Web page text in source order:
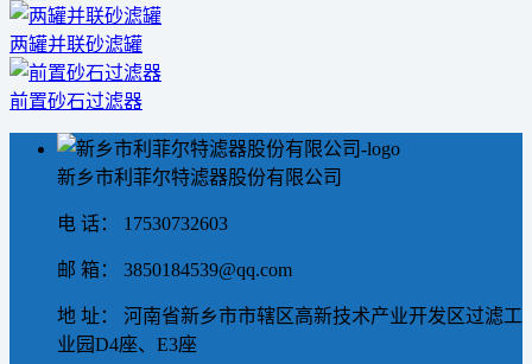
两罐并联砂滤罐
前置砂石过滤器
新乡市利菲尔特滤器股份有限公司
电 话： 17530732603
邮 箱： 3850184539@qq.com
地 址： 河南省新乡市市辖区高新技术产业开发区过滤工
业园D4座、E3座